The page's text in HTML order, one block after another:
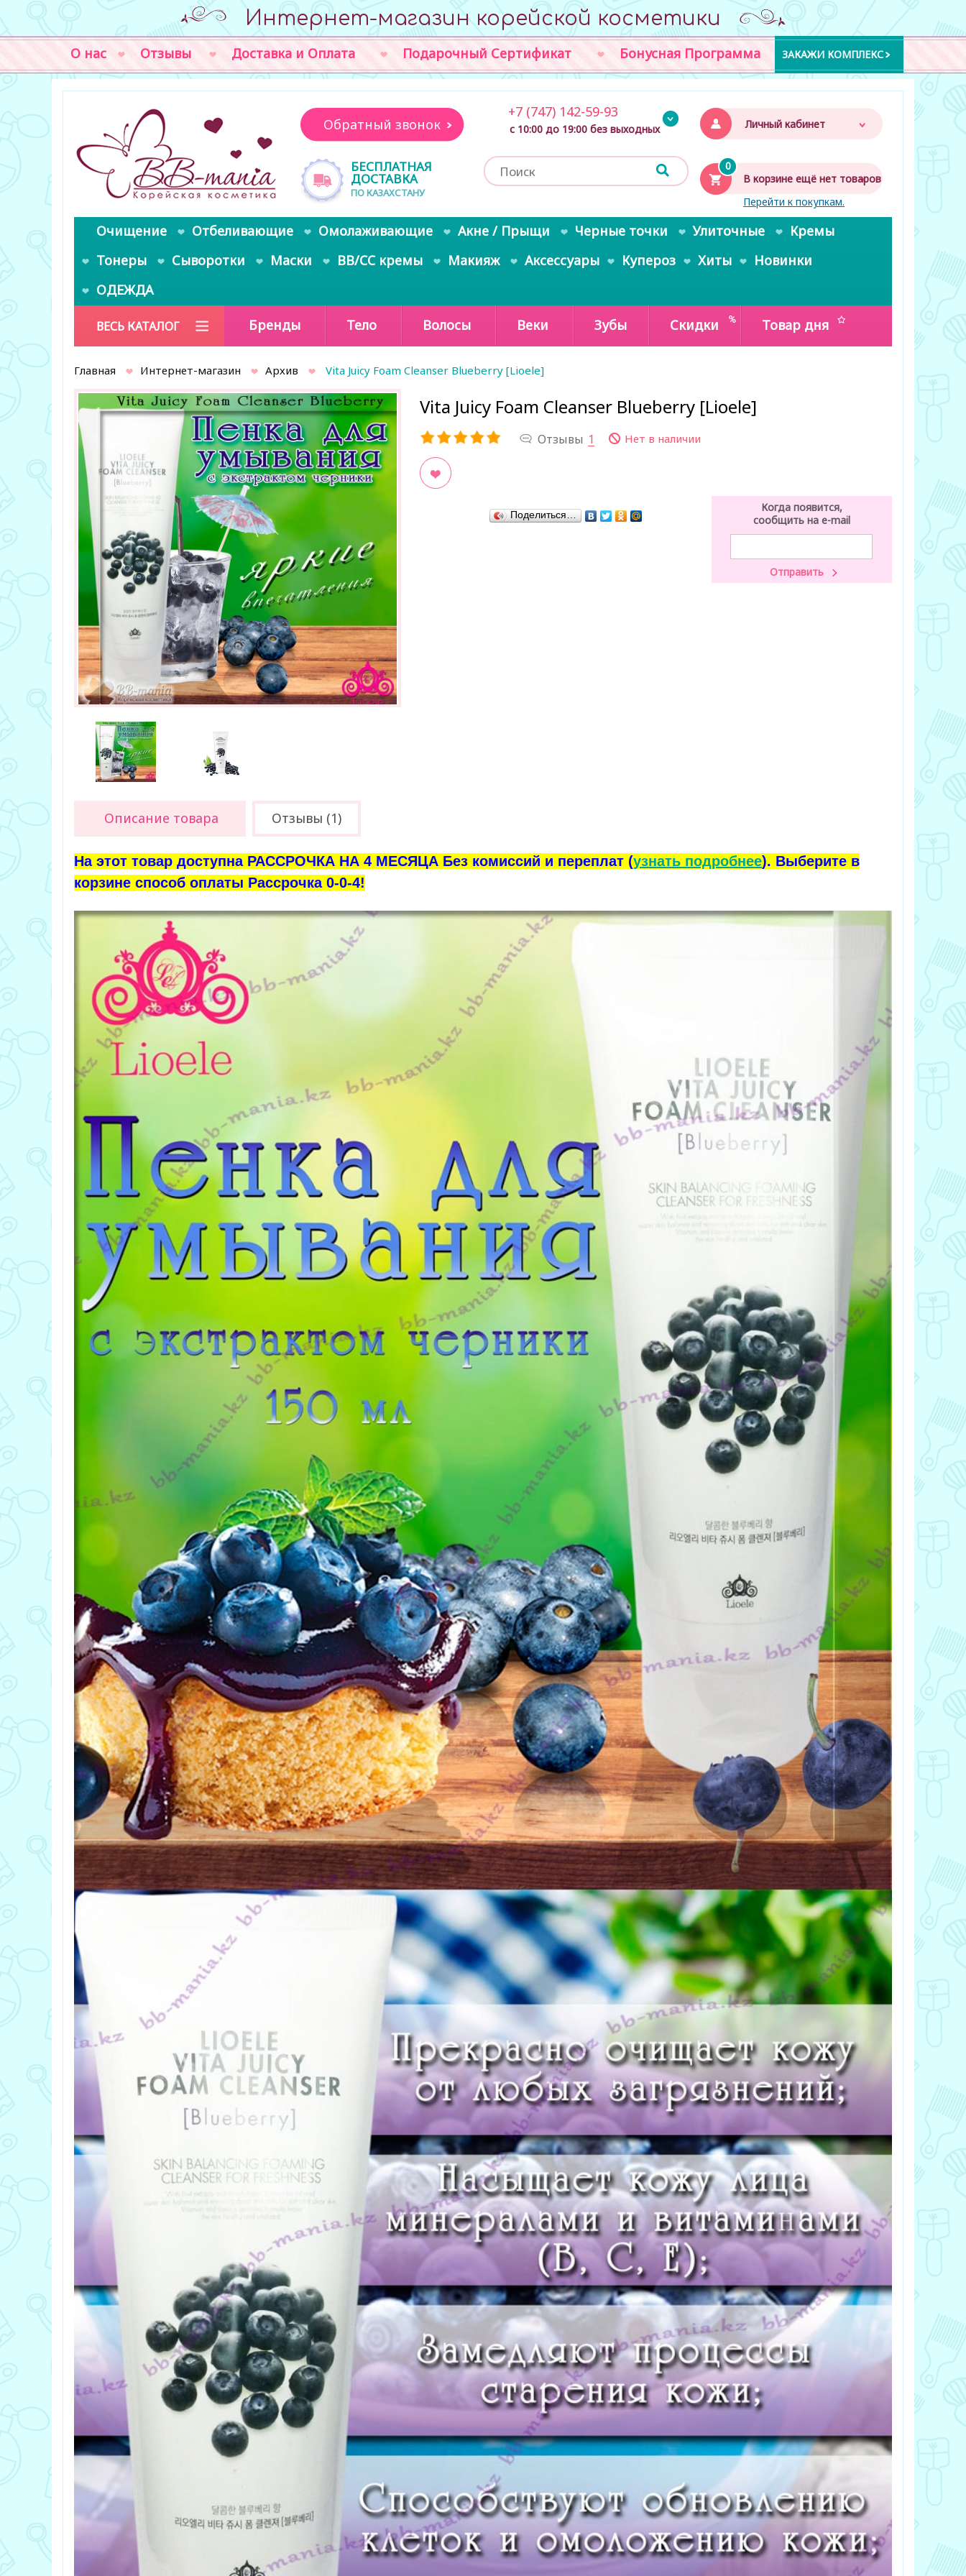
Интернет-магазин корейской косметики
О нас Отзывы Доставка и Оплата Подарочный Сертификат Бонусная Программа ЗАКАЖИ КОМПЛЕКС
Личный кабинет
0
В корзине ещё нет товаров
Перейти к покупкам.
Обратный звонок
БЕСПЛАТНАЯ
ДОСТАВКА
ПО КАЗАХСТАНУ
+7 (747) 142-59-93
с 10:00 до 19:00 без выходных
Очищение Отбеливающие Омолаживающие Акне / Прыщи Черные точки Улиточные
Кремы
Тонеры
Сыворотки Маски BB/CC кремы Макияж Аксессуары Купероз Хиты
Новинки
ОДЕЖДА
ВЕСЬ КАТАЛОГ Бренды Тело Волосы Веки Зубы Скидки Товар дня
Главная Интернет-магазин Архив Vita Juicy Foam Cleanser Blueberry [Lioele]
Vita Juicy Foam Cleanser Blueberry [Lioele]
Отзывы 1 Нет в наличии
В закладки
Когда появится,
сообщить на e-mail
Поделиться…
Описание товара Отзывы (1)
На этот товар доступна РАССРОЧКА НА 4 МЕСЯЦА Без комиссий и переплат (узнать подробнее). Выберите в
корзине способ оплаты Рассрочка 0-0-4!